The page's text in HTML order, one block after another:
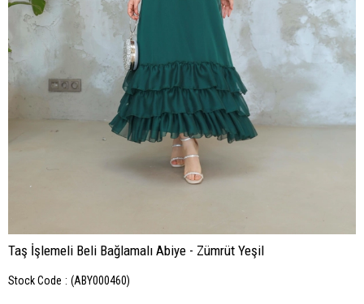
Taş İşlemeli Beli Bağlamalı Abiye - Zümrüt Yeşil
Stock Code (ABY000460)